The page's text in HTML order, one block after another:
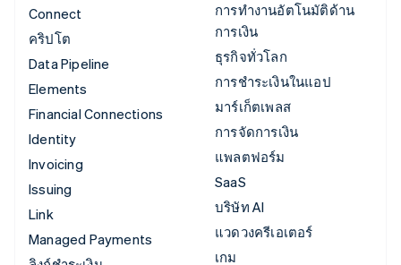
Connect
คริปโต
Data Pipeline
Elements
Financial Connections
Identity
Invoicing
Issuing
Link
Managed Payments
การทำงานอัตโนมัติด้าน
การเงิน
ธุรกิจทั่วโลก
การชำระเงินในแอป
มาร์เก็ตเพลส
การจัดการเงิน
แพลตฟอร์ม
SaaS
บริษัท AI
แวดวงครีเอเตอร์
เกม